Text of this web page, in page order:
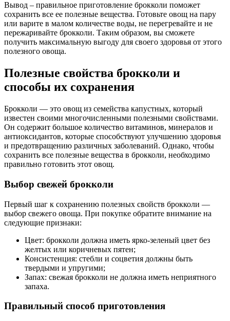
Вывод – правильное приготовление брокколи поможет
сохранить все ее полезные вещества. Готовьте овощ на пару
или варите в малом количестве воды, не перегревайте и не
пережаривайте брокколи. Таким образом, вы сможете
получить максимальную выгоду для своего здоровья от этого
полезного овоща.
Полезные свойства брокколи и
способы их сохранения
Брокколи — это овощ из семейства капустных, который
известен своими многочисленными полезными свойствами.
Он содержит большое количество витаминов, минералов и
антиоксидантов, которые способствуют улучшению здоровья
и предотвращению различных заболеваний. Однако, чтобы
сохранить все полезные вещества в брокколи, необходимо
правильно готовить этот овощ.
Выбор свежей брокколи
Первый шаг к сохранению полезных свойств брокколи —
выбор свежего овоща. При покупке обратите внимание на
следующие признаки:
Цвет: брокколи должна иметь ярко-зеленый цвет без
желтых или коричневых пятен;
Консистенция: стебли и соцветия должны быть
твердыми и упругими;
Запах: свежая брокколи не должна иметь неприятного
запаха.
Правильный способ приготовления